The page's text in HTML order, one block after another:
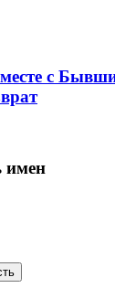
с
имен